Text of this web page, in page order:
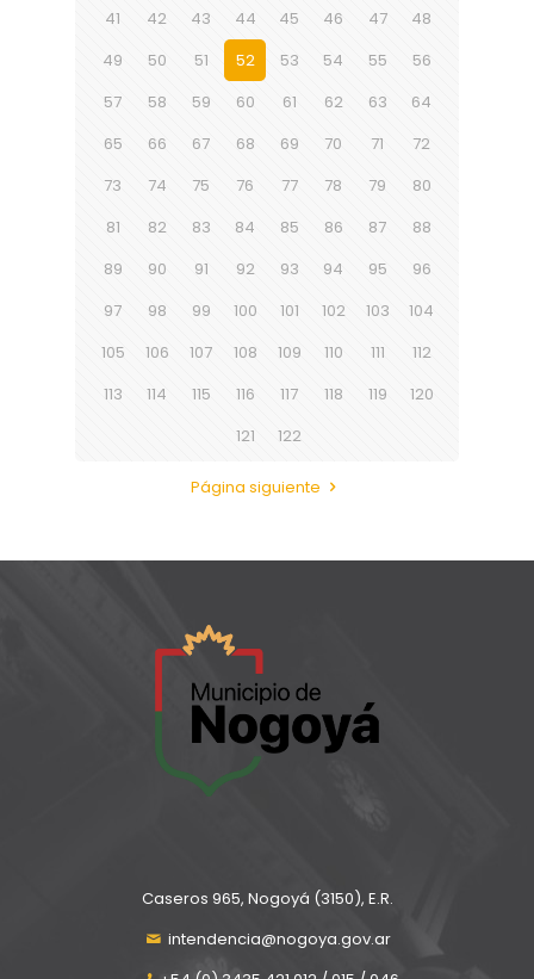
41
42 43 44 45 46 47
48
49
50 51 52 53 54 55
56
57
58 59 60 61 62 63
64
65
66 67 68 69 70 71
72
73
74 75 76 77 78 79
80
81
82 83 84 85 86 87
88
89
90 91 92 93 94 95
96
97
98 99 100 101 102 103
104
105
106 107 108 109 110 111
112
113
114 115 116 117 118 119
120
121
122
Página siguiente
Caseros 965, Nogoyá (3150), E.R.
intendencia@nogoya.gov.ar